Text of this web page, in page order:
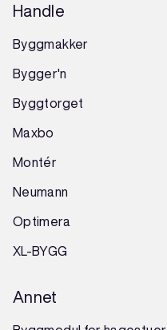
Handle
Byggmakker
Bygger'n
Byggtorget
Maxbo
Montér
Neumann
Optimera
XL-BYGG
Annet